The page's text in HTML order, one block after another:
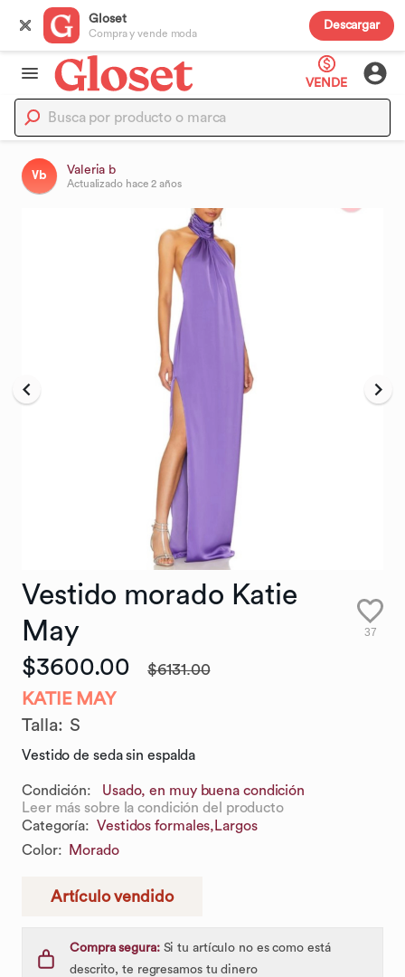
Gloset
Compra y vende moda
Descargar
VENDE
Vb Valeria b
Actualizado hace 2 años
Vestido morado Katie
May
37
$3600.00 $6131.00
KATIE MAY
Talla: S
Vestido de seda sin espalda
Condición:
Usado, en muy buena condición
Leer más sobre la condición del producto
Categoría: Vestidos formales, Largos
Color: Morado
Artículo vendido
Compra segura:Si tu artículo no es como está
descrito, te regresamos tu dinero